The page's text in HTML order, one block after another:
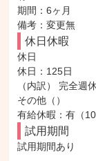
期間：6ヶ月
備考：変更無
休日休暇
休日
休日：125日
（内訳） 完全週
その他（）
有給休暇：有（
試用期間
試用期間あり